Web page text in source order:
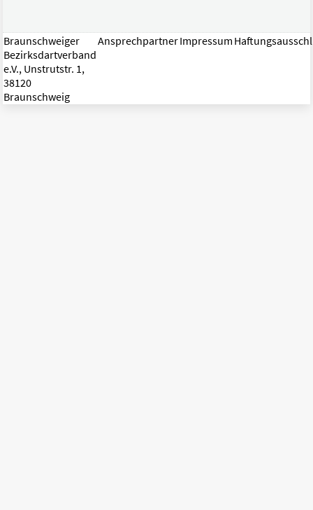
Braunschweiger
Bezirksdartverband
e.V., Unstrutstr. 1,
38120
Braunschweig
AnsprechpartnerImpressum